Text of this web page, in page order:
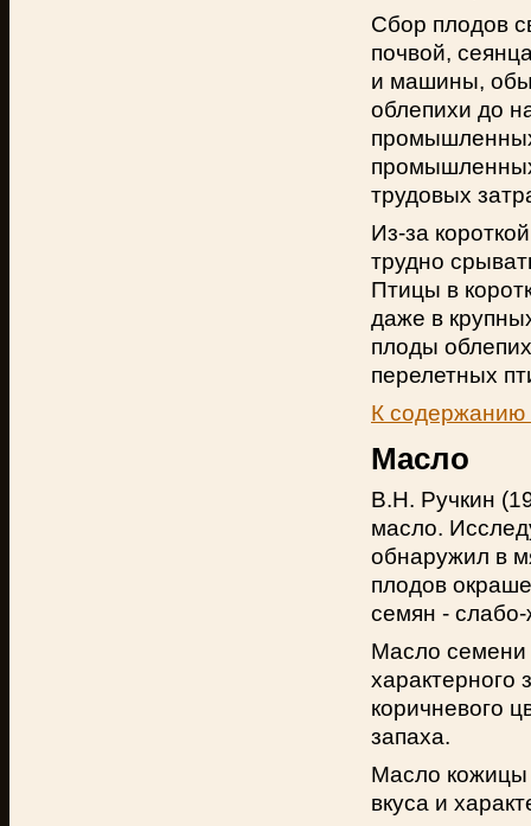
Сбор плодов
почвой,
и машины,
облепихи до
трудовых
Из-за
трудно
Птицы в
даже в
плоды
перелетных
К содержанию
Масло
В.Н. Ручкин
масло.
обнаружил в
плодов
семян - слабо-
Масло семени
характерного
коричневого
запаха.
Масло кожицы
вкуса и